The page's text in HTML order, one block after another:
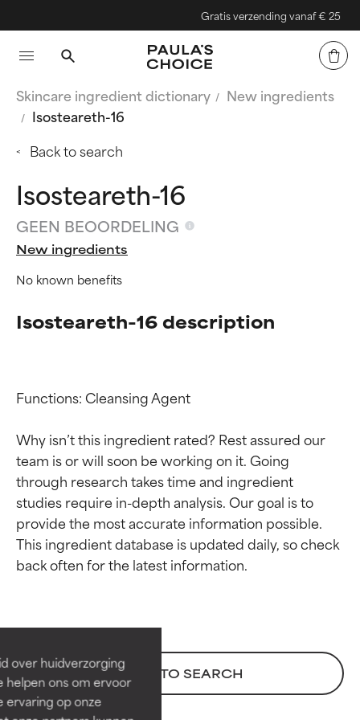
over huidverzorging
helpen ons om ervoor
ervaring op onze
Gratis verzending vanaf € 25
Skincare ingredient dictionary
New ingredients
Isosteareth-16
Back to search
Isosteareth-16
GEEN BEOORDELING
New ingredients
No known benefits
Isosteareth-16 description
Functions: Cleansing Agent
Why isn’t this ingredient rated? Rest assured our
team is or will soon be working on it. Going
through research takes time and ingredient
studies require in-depth analysis. Our goal is to
provide the most accurate information possible.
This ingredient database is updated daily, so check
BACK TO SEARCH
Beoordelingen van
Bewezen en ondersteund door
onafhankelijk onderzoek.
Uitstekend actief ingrediënt
voor de meeste huidtypen of
Beoordelingen van
Bewezen en ondersteund door
onafhankelijk onderzoek.
Uitstekend actief ingrediënt
voor de meeste huidtypen of